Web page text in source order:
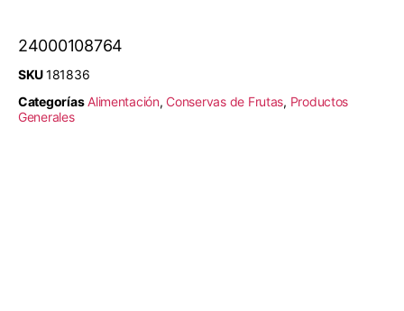
24000108764
SKU181836
Categorías Alimentación, Conservas de Frutas, Productos
Generales